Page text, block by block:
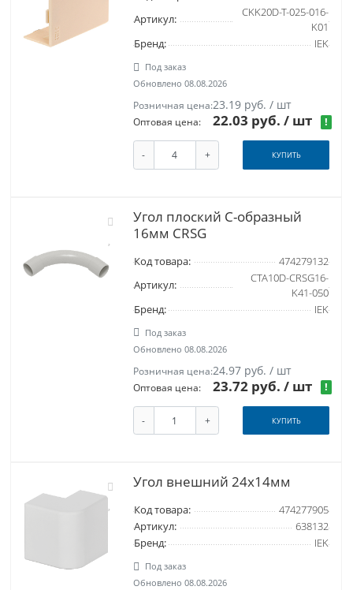
Артикул:
CKK20D-T-025-016-
K01
Бренд:
IEK
Под заказ
Обновлено 08.08.2026
Розничная цена:23.19 руб. / шт
Оптовая цена: 22.03 руб./ шт !
- + КУПИТЬ
Угол плоский С-образный
16мм CRSG
Код товара:
474279132
Артикул:
CTA10D-CRSG16-
K41-050
Бренд:
IEK
Под заказ
Обновлено 08.08.2026
Розничная цена:24.97 руб. / шт
Оптовая цена: 23.72 руб./ шт !
- + КУПИТЬ
Угол внешний 24x14мм
Код товара:
474277905
Артикул:
638132
Бренд:
IEK
Под заказ
Обновлено 08.08.2026